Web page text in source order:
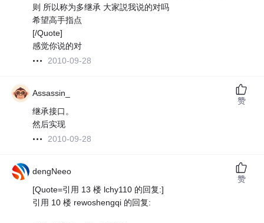
则 所以称为多继承 大家説我说的对吗
希望高手指点
[/Quote]
感觉你说的对
2010-09-28
Assassin_
继承接口。
然后实现
2010-09-28
赞
dengNeeo
[Quote=引用 13 楼 lchy110 的回复:]
引用 10 楼 rewoshengqi 的回复:
赞